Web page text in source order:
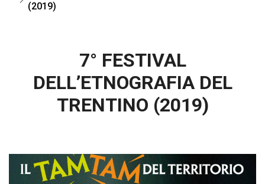
(2019)
7° FESTIVAL
DELL’ETNOGRAFIA DEL
TRENTINO (2019)